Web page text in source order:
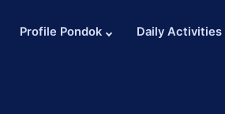
Profile Pondok Daily Activities